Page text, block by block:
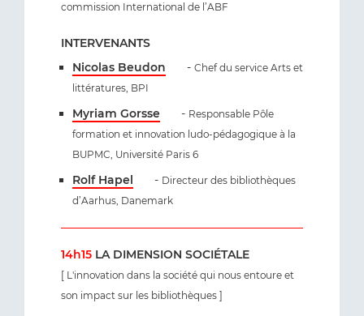
commission International de l’ABF
INTERVENANTS
Nicolas Beudon
- Chef du service Arts et
littératures, BPI
Myriam Gorsse - Responsable Pôle
formation et innovation ludo-pédagogique à la
BUPMC, Université Paris 6
Rolf Hapel - Directeur des bibliothèques
d’Aarhus, Danemark
14h15 LA DIMENSION SOCIÉTALE
[ L'innovation dans la société qui nous entoure et
son impact sur les bibliothèques ]